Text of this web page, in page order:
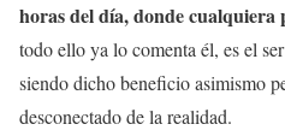
horas del día, donde cualquiera
todo ello ya lo comenta él, es el
siendo dicho beneficio asimismo
desconectado de la realidad.